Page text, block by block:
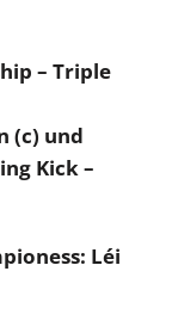
– Triple
(c) und
Kick –
Léi